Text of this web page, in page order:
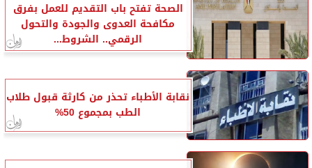
الصحة تفتح باب التقديم للعمل بفرق
مكافحة العدوى والجودة والتحول
الرقمي.. الشروط...
نقابة الأطباء تحذر من كارثة قبول طلاب
الطب بمجموع 50%